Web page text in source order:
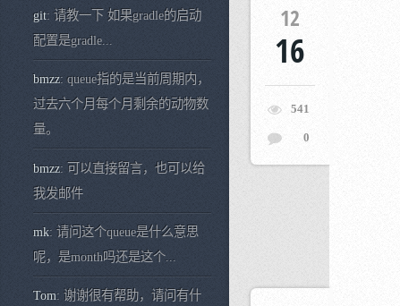
git: 请教一下 如果gradle的启动
配置是gradle...
bmzz: queue指的是当前周期内，
过去六个月每个月剩余的动物数
量。
bmzz: 可以直接留言，也可以给
我发邮件
mk: 请问这个queue是什么意思
呢，是month吗还是这个...
Tom: 谢谢很有帮助，请问有什
12
16
541
0